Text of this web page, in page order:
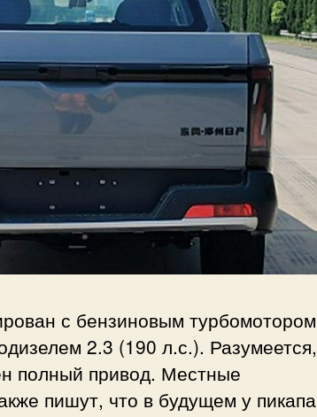
с бензиновым турбомотором
2.3 (190 л.с.). Разумеется,
полный привод. Местные
пишут, что в будущем у пикапа